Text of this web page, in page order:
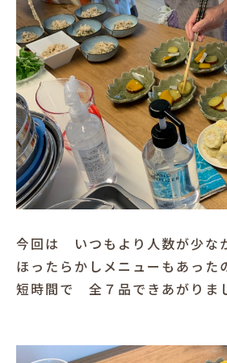
今回は いつもより人数が少な
ほったらかしメニューもあった
短時間で 全７品できあがりま